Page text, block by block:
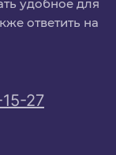
удобное для
ответить на
27